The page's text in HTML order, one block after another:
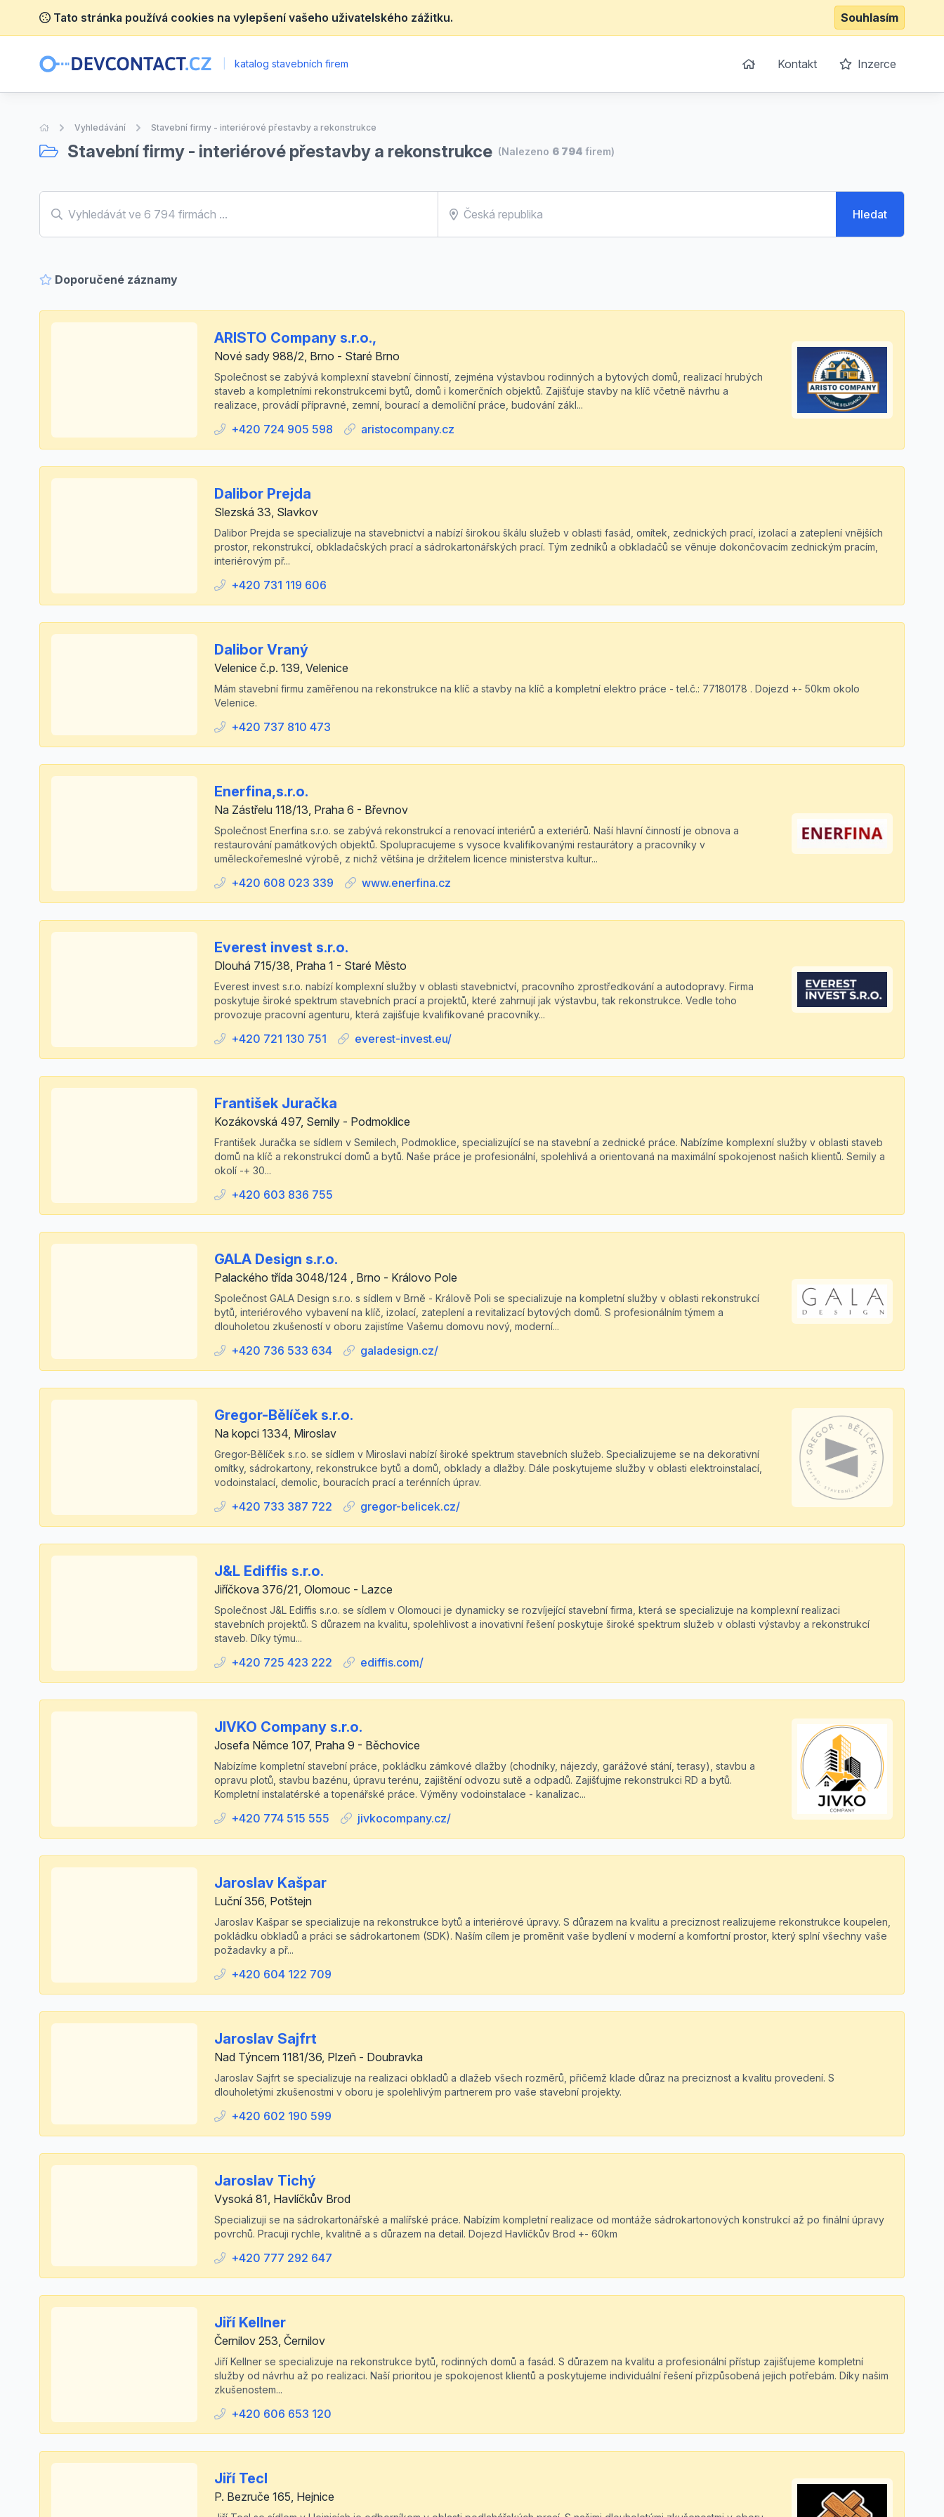
Tato stránka používá cookies na vylepšení vašeho uživatelského zážitku. Souhlasím
katalog stavebních firem Kontakt Inzerce
Úvodní stránka
Vyhledávání Stavební firmy - interiérové přestavby a rekonstrukce
Stavební firmy - interiérové přestavby a rekonstrukce (Nalezeno 6 794 firem)
Hledat
Doporučené záznamy
ARISTO Company s.r.o.,
Nové sady 988/2, Brno - Staré Brno
Společnost se zabývá komplexní stavební činností, zejména výstavbou rodinných a bytových domů, realizací hrubých
staveb a kompletními rekonstrukcemi bytů, domů i komerčních objektů. Zajišťuje stavby na klíč včetně návrhu a
realizace, provádí přípravné, zemní, bourací a demoliční práce, budování zákl...
+420 724 905 598 aristocompany.cz
Dalibor Prejda
Slezská 33, Slavkov
Dalibor Prejda se specializuje na stavebnictví a nabízí širokou škálu služeb v oblasti fasád, omítek, zednických prací, izolací a zateplení vnějších
prostor, rekonstrukcí, obkladačských prací a sádrokartonářských prací. Tým zedníků a obkladačů se věnuje dokončovacím zednickým pracím,
interiérovým př...
+420 731 119 606
Dalibor Vraný
Velenice č.p. 139, Velenice
Mám stavební firmu zaměřenou na rekonstrukce na klíč a stavby na klíč a kompletní elektro práce - tel.č.: 77180178 . Dojezd +- 50km okolo
Velenice.
+420 737 810 473
Enerfina,s.r.o.
Na Zástřelu 118/13, Praha 6 - Břevnov
Společnost Enerfina s.r.o. se zabývá rekonstrukcí a renovací interiérů a exteriérů. Naší hlavní činností je obnova a
restaurování památkových objektů. Spolupracujeme s vysoce kvalifikovanými restaurátory a pracovníky v
uměleckořemeslné výrobě, z nichž většina je držitelem licence ministerstva kultur...
+420 608 023 339 www.enerfina.cz
Everest invest s.r.o.
Dlouhá 715/38, Praha 1 - Staré Město
Everest invest s.r.o. nabízí komplexní služby v oblasti stavebnictví, pracovního zprostředkování a autodopravy. Firma
poskytuje široké spektrum stavebních prací a projektů, které zahrnují jak výstavbu, tak rekonstrukce. Vedle toho
provozuje pracovní agenturu, která zajišťuje kvalifikované pracovníky...
+420 721 130 751 everest-invest.eu/
František Juračka
Kozákovská 497, Semily - Podmoklice
František Juračka se sídlem v Semilech, Podmoklice, specializující se na stavební a zednické práce. Nabízíme komplexní služby v oblasti staveb
domů na klíč a rekonstrukcí domů a bytů. Naše práce je profesionální, spolehlivá a orientovaná na maximální spokojenost našich klientů. Semily a
okolí -+ 30...
+420 603 836 755
GALA Design s.r.o.
Palackého třída 3048/124 , Brno - Královo Pole
Společnost GALA Design s.r.o. s sídlem v Brně - Králově Poli se specializuje na kompletní služby v oblasti rekonstrukcí
bytů, interiérového vybavení na klíč, izolací, zateplení a revitalizací bytových domů. S profesionálním týmem a
dlouholetou zkušeností v oboru zajistíme Vašemu domovu nový, moderní...
+420 736 533 634 galadesign.cz/
Gregor-Bělíček s.r.o.
Na kopci 1334, Miroslav
Gregor-Bělíček s.r.o. se sídlem v Miroslavi nabízí široké spektrum stavebních služeb. Specializujeme se na dekorativní
omítky, sádrokartony, rekonstrukce bytů a domů, obklady a dlažby. Dále poskytujeme služby v oblasti elektroinstalací,
vodoinstalací, demolic, bouracích prací a terénních úprav.
+420 733 387 722 gregor-belicek.cz/
J&L Ediffis s.r.o.
Jiříčkova 376/21, Olomouc - Lazce
Společnost J&L Ediffis s.r.o. se sídlem v Olomouci je dynamicky se rozvíjející stavební firma, která se specializuje na komplexní realizaci
stavebních projektů. S důrazem na kvalitu, spolehlivost a inovativní řešení poskytuje široké spektrum služeb v oblasti výstavby a rekonstrukcí
staveb. Díky týmu...
+420 725 423 222 ediffis.com/
JIVKO Company s.r.o.
Josefa Němce 107, Praha 9 - Běchovice
Nabízíme kompletní stavební práce, pokládku zámkové dlažby (chodníky, nájezdy, garážové stání, terasy), stavbu a
opravu plotů, stavbu bazénu, úpravu terénu, zajištění odvozu sutě a odpadů. Zajišťujme rekonstrukci RD a bytů.
Kompletní instalatérské a topenářské práce. Výměny vodoinstalace - kanalizac...
+420 774 515 555 jivkocompany.cz/
Jaroslav Kašpar
Luční 356, Potštejn
Jaroslav Kašpar se specializuje na rekonstrukce bytů a interiérové úpravy. S důrazem na kvalitu a preciznost realizujeme rekonstrukce koupelen,
pokládku obkladů a práci se sádrokartonem (SDK). Naším cílem je proměnit vaše bydlení v moderní a komfortní prostor, který splní všechny vaše
požadavky a př...
+420 604 122 709
Jaroslav Sajfrt
Nad Týncem 1181/36, Plzeň - Doubravka
Jaroslav Sajfrt se specializuje na realizaci obkladů a dlažeb všech rozměrů, přičemž klade důraz na preciznost a kvalitu provedení. S
dlouholetými zkušenostmi v oboru je spolehlivým partnerem pro vaše stavební projekty.
+420 602 190 599
Jaroslav Tichý
Vysoká 81, Havlíčkův Brod
Specializuji se na sádrokartonářské a malířské práce. Nabízím kompletní realizace od montáže sádrokartonových konstrukcí až po finální úpravy
povrchů. Pracuji rychle, kvalitně a s důrazem na detail. Dojezd Havlíčkův Brod +- 60km
+420 777 292 647
Jiří Kellner
Černilov 253, Černilov
Jiří Kellner se specializuje na rekonstrukce bytů, rodinných domů a fasád. S důrazem na kvalitu a profesionální přístup zajišťujeme kompletní
služby od návrhu až po realizaci. Naší prioritou je spokojenost klientů a poskytujeme individuální řešení přizpůsobená jejich potřebám. Díky našim
zkušenostem...
+420 606 653 120
Jiří Tecl
P. Bezruče 165, Hejnice